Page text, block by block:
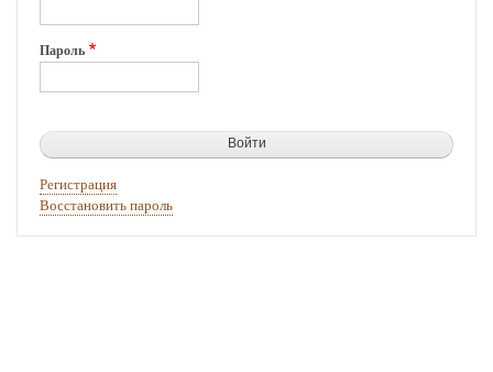
Пароль
Регистрация
Восстановить пароль